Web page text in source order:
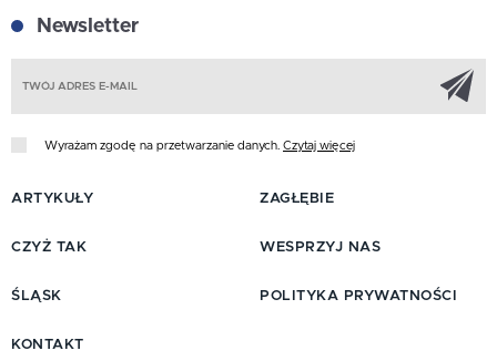
Newsletter
Wyrażam zgodę na przetwarzanie danych. Czytaj więcej
ARTYKUŁY
CZYŻ TAK
ŚLĄSK
ZAGŁĘBIE
WESPRZYJ NAS
POLITYKA PRYWATNOŚCI
KONTAKT